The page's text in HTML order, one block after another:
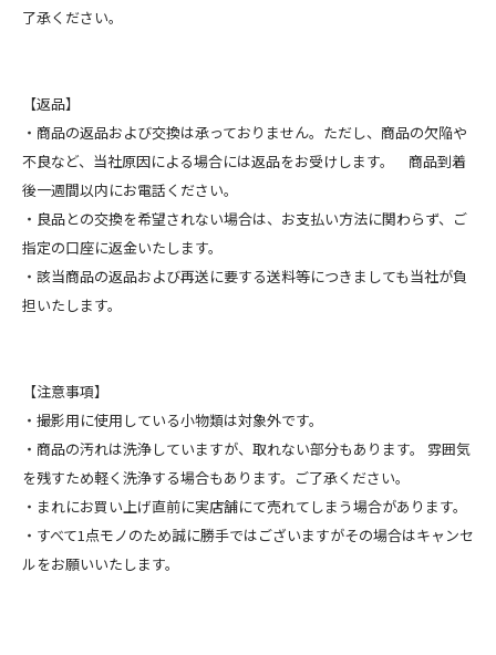
了承ください。
【返品】
・商品の返品および交換は承っておりません。ただし、商品の欠陥や
不良など、当社原因による場合には返品をお受けします。 商品到着
後一週間以内にお電話ください。
・良品との交換を希望されない場合は、お支払い方法に関わらず、ご
指定の口座に返金いたします。
・該当商品の返品および再送に要する送料等につきましても当社が負
担いたします。
【注意事項】
・撮影用に使用している小物類は対象外です。
・商品の汚れは洗浄していますが、取れない部分もあります。 雰囲気
を残すため軽く洗浄する場合もあります。ご了承ください。
・まれにお買い上げ直前に実店舗にて売れてしまう場合があります。
・すべて1点モノのため誠に勝手ではございますがその場合はキャンセ
ルをお願いいたします。